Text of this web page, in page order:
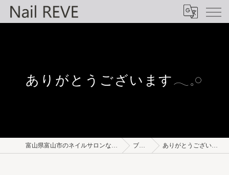
ありがとうございます𓂃𓈒𓏸︎︎︎︎
富山県富山市のネイルサロンならNail REVE ブログ ありがとうございます𓂃𓈒𓏸︎︎︎︎